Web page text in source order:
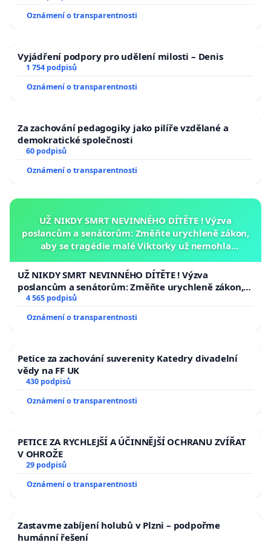
Oznámení o transparentnosti
Vyjádření podpory pro udělení milosti – Denis
1 754 podpisů
Oznámení o transparentnosti
Za zachování pedagogiky jako pilíře vzdělané a
demokratické společnosti
60 podpisů
Oznámení o transparentnosti
UŽ NIKDY SMRT NEVINNÉHO DÍTĚTE ! Výzva
poslancům a senátorům: Změňte urychleně zákon,
aby se tragédie malé Viktorky už nemohla
UŽ NIKDY SMRT NEVINNÉHO DÍTĚTE ! Výzva
poslancům a senátorům: Změňte urychleně zákon,
aby se tragédie malé Viktorky už nemohla opakovat!
4 565 podpisů
Oznámení o transparentnosti
Petice za zachování suverenity Katedry divadelní
vědy na FF UK
430 podpisů
Oznámení o transparentnosti
PETICE ZA RYCHLEJŠÍ A ÚČINNĚJŠÍ OCHRANU ZVÍŘAT
V OHROŽE
29 podpisů
Oznámení o transparentnosti
Zastavme zabíjení holubů v Plzni – podpořme
humánní řešení